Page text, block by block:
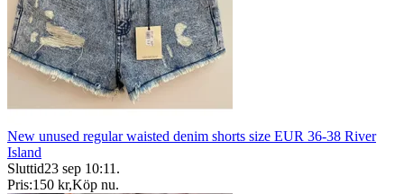
New unused regular waisted denim shorts size EUR 36-38 River
Island
Sluttid23 sep 10:11 .
Pris:150 kr,Köp nu.